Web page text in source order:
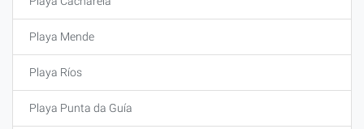
Playa Mende
Playa Ríos
Playa Punta da Guía